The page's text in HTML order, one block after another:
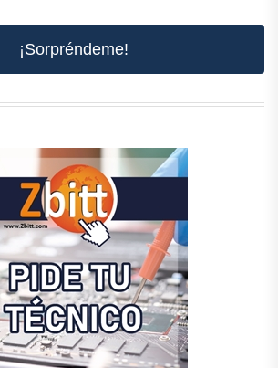
¡Sorpréndeme!